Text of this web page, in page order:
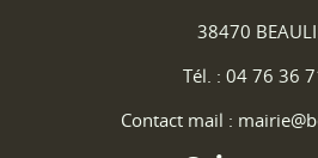
38470
Tél. : 04 76 36
Contact mail :